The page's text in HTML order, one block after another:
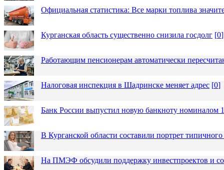
Официальная статистика: Все марки топлива
Курганская область существенно снизила госдолг [0]
Работающим пенсионерам автоматически
Налоговая инспекция в Шадринске меняет адрес [0]
Банк России выпустил новую банкноту номиналом
В Курганской области составили портрет
На ПМЭФ обсудили поддержку инвестпроектов и